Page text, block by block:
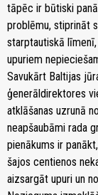
tāpēc ir būtiski
problēmu, stiprināt
starptautiskā
upuriem
Savukārt Baltijas
ģenerāldirektores
atklāšanas uzrunā
neapšaubāmi rada
pienākums ir
šajos centienos
aizsargāt upuri un